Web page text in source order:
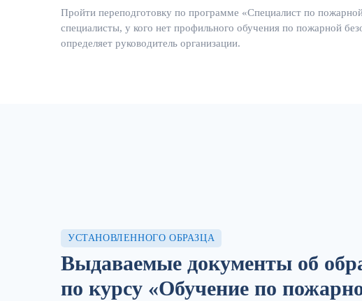
Пройти переподготовку по программе «Специалист по
специалисты, у кого нет профильного обучения по пожарной
определяет руководитель организации.
УСТАНОВЛЕННОГО ОБРАЗЦА
Выдаваемые документы об
по курсу «Обучение по